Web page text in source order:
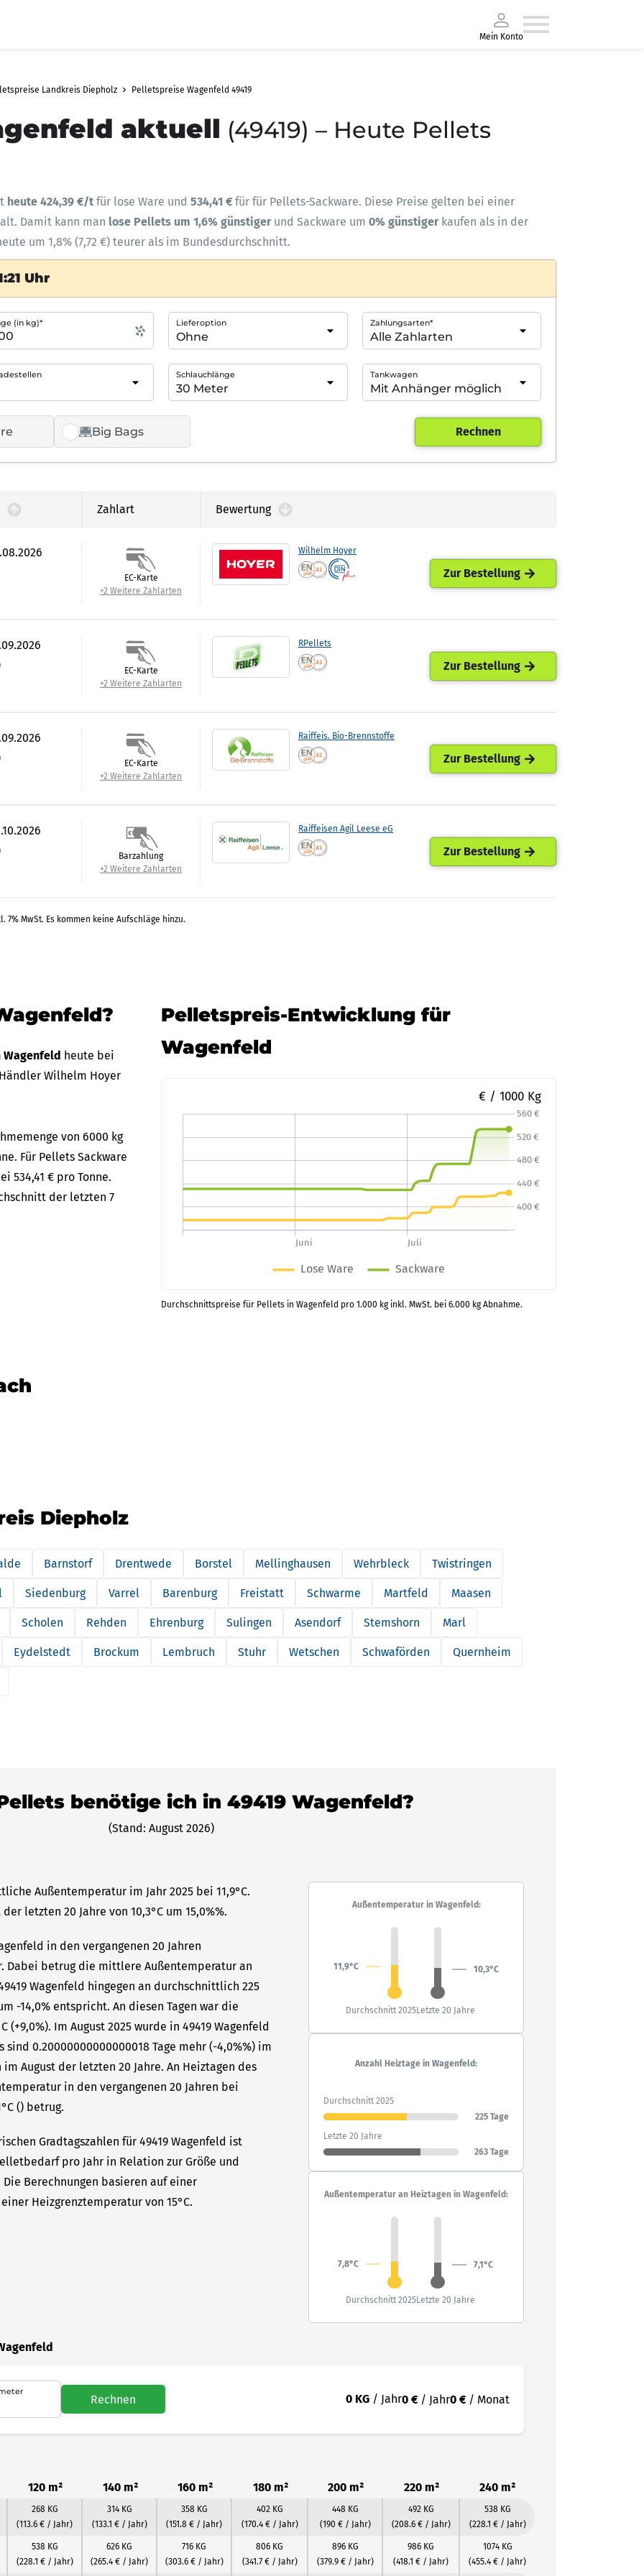
Mein Konto
Landkreis Diepholz Pelletspreise Wagenfeld 49419
aktuell (49419) – Heute Pellets
heute 424,39 €/t für lose Ware und 534,41 € für für Pellets-Sackware. Diese Preise gelten bei einer
Damit kann man lose Pellets um 1,6% günstiger und Sackware um 0% günstigerkaufen als in der
um 1,8% (7,72 €) teurer als im Bundesdurchschnitt.
Uhr
Big Bags
(in kg)* Lieferoption Zahlungsarten*
Schlauchlänge Tankwagen
Rechnen
Zahlart Bewertung
Wilhelm Hoyer
EC-Karte
+2 Weitere Zahlarten
Zur Bestellung
RPellets
EC-Karte
+2 Weitere Zahlarten
Zur Bestellung
Raiffeis. Bio-Brennstoffe
EC-Karte
+2 Weitere Zahlarten
Zur Bestellung
Raiffeisen Agil Leese eG
Barzahlung
+2 Weitere Zahlarten
Zur Bestellung
MwSt. Es kommen keine Aufschläge hinzu.
heute bei
Wilhelm Hoyer
von 6000 kg
Für Pellets Sackware
534,41 € pro Tonne.
der letzten 7
Pelletspreis-Entwicklung für
Wagenfeld
€ / 1000 Kg
Durchschnittspreise für Pellets in Wagenfeld pro 1.000 kg inkl. MwSt. bei 6.000 kg Abnahme.
Diepholz
Barnstorf Drentwede Borstel Mellinghausen Wehrbleck Twistringen
Siedenburg Varrel Barenburg Freistatt Schwarme Martfeld Maasen
Scholen Rehden Ehrenburg Sulingen Asendorf Stemshorn Marl
Eydelstedt Brockum Lembruch Stuhr Wetschen Schwaförden Quernheim
benötige ich in 49419 Wagenfeld?
(Stand: August 2026)
Außentemperatur im Jahr 2025 bei 11,9°C.
letzten 20 Jahre von 10,3°C um 15,0%%.
in den vergangenen 20 Jahren
Dabei betrug die mittlere Außentemperatur an
Wagenfeld hingegen an durchschnittlich 225
-14,0% entspricht. An diesen Tagen war die
Im August 2025 wurde in 49419 Wagenfeld
0.20000000000000018 Tage mehr (-4,0%%) im
August der letzten 20 Jahre. An Heiztagen des
in den vergangenen 20 Jahren bei
() betrug.
Gradtagszahlen für 49419 Wagenfeld ist
pro Jahr in Relation zur Größe und
Berechnungen basieren auf einer
Heizgrenztemperatur von 15°C.
Außentemperatur in Wagenfeld:
11,9°C 10,3°C
Durchschnitt 2025Letzte 20 Jahre
Anzahl Heiztage in Wagenfeld:
Durchschnitt 2025
225 Tage
Letzte 20 Jahre
263 Tage
Außentemperatur an Heiztagen in Wagenfeld:
7,8°C 7,1°C
Durchschnitt 2025Letzte 20 Jahre
Rechnen 0 KG / Jahr0 € / Jahr0 € / Monat
120 m² 140 m² 160 m² 180 m² 200 m² 220 m² 240 m²
268 KG
(113.6 € / Jahr)
314 KG
(133.1 € / Jahr)
358 KG
(151.8 € / Jahr)
402 KG
(170.4 € / Jahr)
448 KG
(190 € / Jahr)
492 KG
(208.6 € / Jahr)
538 KG
(228.1 € / Jahr)
538 KG
(228.1 € / Jahr)
626 KG
(265.4 € / Jahr)
716 KG
(303.6 € / Jahr)
806 KG
(341.7 € / Jahr)
896 KG
(379.9 € / Jahr)
986 KG
(418.1 € / Jahr)
1074 KG
(455.4 € / Jahr)